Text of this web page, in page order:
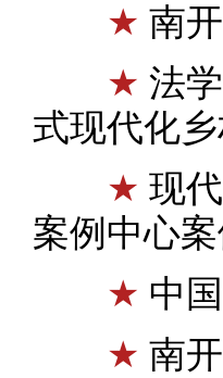
★ 南
★ 法
式现代化
★ 现
案例中心
★ 中
★ 南